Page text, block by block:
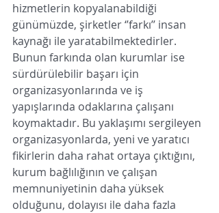
hizmetlerin kopyalanabildiği
günümüzde, şirketler ‘’farkı’’ insan
kaynağı ile yaratabilmektedirler.
Bunun farkında olan kurumlar ise
sürdürülebilir başarı için
organizasyonlarında ve iş
yapışlarında odaklarına çalışanı
koymaktadır. Bu yaklaşımı sergileyen
organizasyonlarda, yeni ve yaratıcı
fikirlerin daha rahat ortaya çıktığını,
kurum bağlılığının ve çalışan
memnuniyetinin daha yüksek
olduğunu, dolayısı ile daha fazla